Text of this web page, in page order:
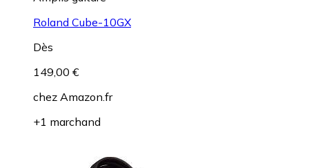
Roland Cube-10GX
Dès
149,00 €
chez Amazon.fr
+1 marchand